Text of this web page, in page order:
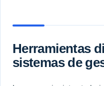
Herramientas
sistemas de